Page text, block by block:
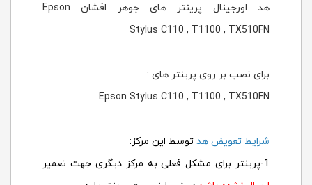
هد اورجینال پرینتر های جوهر افشان Epson
Stylus C110 , T1100 , TX510FN
برای نصب بر روی پرینتر های :
Epson Stylus C110 , T1100 , TX510FN
شرایط تعویض هد توسط این مرکز:
1-پرینتر برای مشکل فعلی به مرکز دیگری جهت تعمیر